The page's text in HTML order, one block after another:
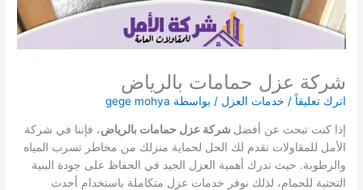
شركة عزل حمامات بالرياض
اترك تعليقاً / خدمات العزل / بواسطة gege mohya
إذا كنت تبحث عن أفضل شركة عزل حمامات بالرياض، فإننا في شركة
الأمل للمقاولات نقدم لك الحل لحماية منزلك من مخاطر تسرب المياه
والرطوبة. حيث ندرك أهمية العزل الجيد في الحفاظ على جودة البنية
التحتية للحمام، لذلك نوفر خدمات عزل متكاملة باستخدام أحدث